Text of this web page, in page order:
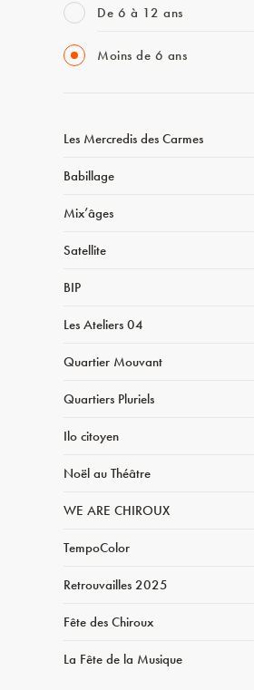
De 6 à 12 ans
Moins de 6 ans
Les Mercredis des Carmes
Babillage
Mix’âges
Satellite
BIP
Les Ateliers 04
Quartier Mouvant
Quartiers Pluriels
Ilo citoyen
Noël au Théâtre
WE ARE CHIROUX
TempoColor
Retrouvailles 2025
Fête des Chiroux
La Fête de la Musique